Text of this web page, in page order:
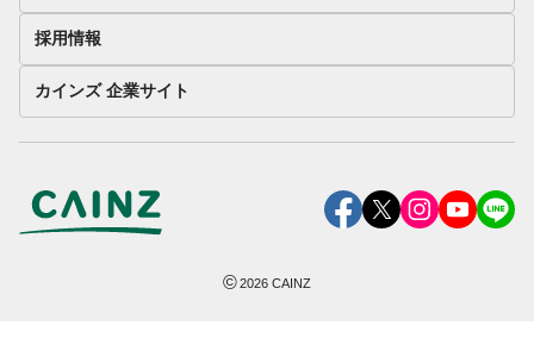
採用情報
カインズ 企業サイト
©2026 CAINZ